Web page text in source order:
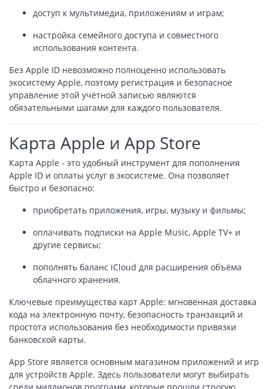
доступ к мультимедиа, приложениям и играм;
настройка семейного доступа и совместного
использования контента.
Без Apple ID невозможно полноценно использовать
экосистему Apple, поэтому регистрация и безопасное
управление этой учётной записью являются
обязательными шагами для каждого пользователя.
Карта Apple и App Store
Карта Apple - это удобный инструмент для пополнения
Apple ID и оплаты услуг в экосистеме. Она позволяет
быстро и безопасно:
приобретать приложения, игры, музыку и фильмы;
оплачивать подписки на Apple Music, Apple TV+ и
другие сервисы;
пополнять баланс iCloud для расширения объёма
облачного хранения.
Ключевые преимущества карт Apple: мгновенная доставка
кода на электронную почту, безопасность транзакций и
простота использования без необходимости привязки
банковской карты.
App Store является основным магазином приложений и игр
для устройств Apple. Здесь пользователи могут выбирать